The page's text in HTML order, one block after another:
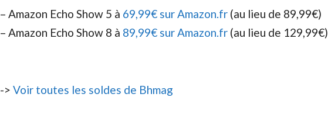
– Amazon Echo Show 5 à 69,99€ sur Amazon.fr(au lieu de 89,99€)
– Amazon Echo Show 8 à 89,99€ sur Amazon.fr(au lieu de 129,99€)
-> Voir toutes les soldes de Bhmag